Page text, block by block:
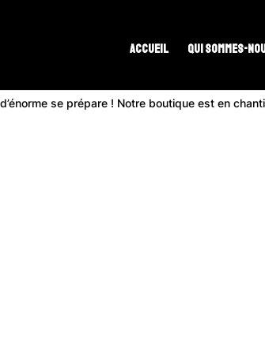
Accueil Qui sommes-
se prépare ! Notre boutique est en